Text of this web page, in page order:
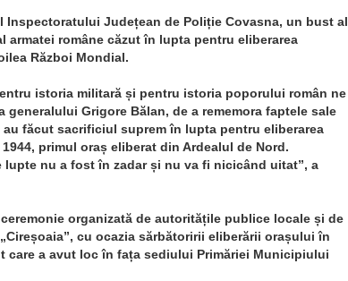
Inspectoratului Județean de Poliție Covasna, un bust al
armatei române căzut în lupta pentru eliberarea
Război Mondial.
istoria militară și pentru istoria poporului român ne
Grigore Bălan, de a rememora faptele sale
au făcut sacrificiul suprem în lupta pentru eliberarea
primul oraș eliberat din Ardealul de Nord.
nu a fost în zadar și nu va fi nicicând uitat”, a
organizată de autoritățile publice locale și de
cu ocazia sărbătoririi eliberării orașului în
care a avut loc în fața sediului Primăriei Municipiului